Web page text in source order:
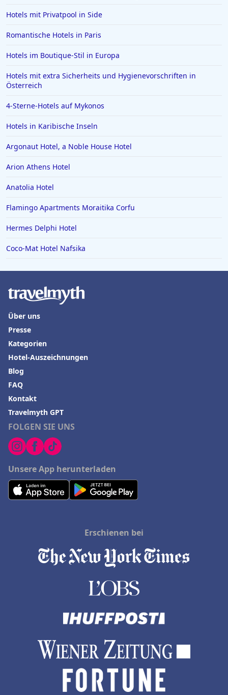
Hotels mit Privatpool in Side
Romantische Hotels in Paris
Hotels im Boutique-Stil in Europa
Hotels mit extra Sicherheits und Hygienevorschriften in
Österreich
4-Sterne-Hotels auf Mykonos
Hotels in Karibische Inseln
Argonaut Hotel, a Noble House Hotel
Arion Athens Hotel
Anatolia Hotel
Flamingo Apartments Moraitika Corfu
Hermes Delphi Hotel
Coco-Mat Hotel Nafsika
FOLGEN SIE UNS
Unsere App herunterladen
Über uns
Presse
Kategorien
Hotel-Auszeichnungen
Blog
FAQ
Kontakt
Travelmyth GPT
Erschienen bei